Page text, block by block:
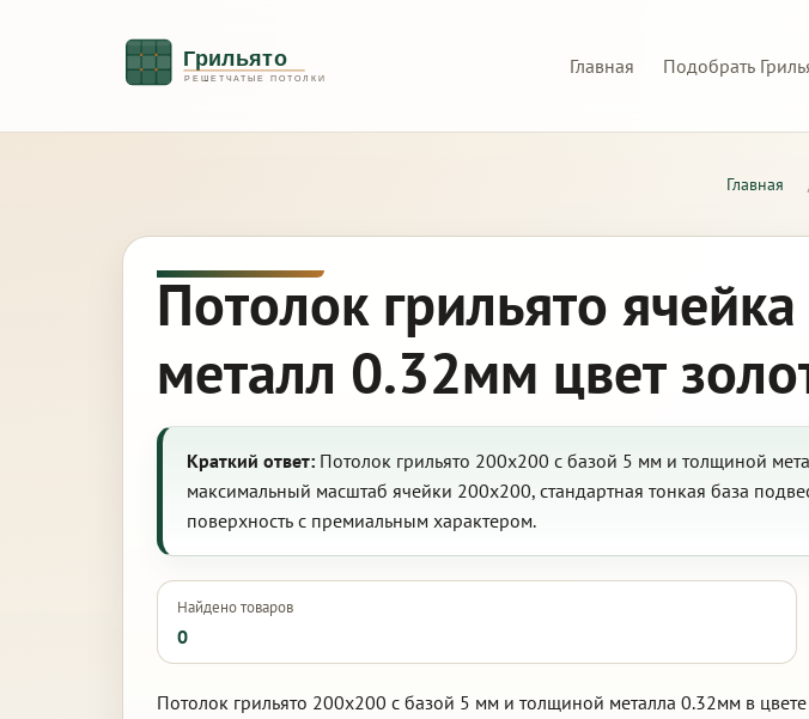
Главная Подобрать
Главная
Потолок грильято
металл 0.32мм цвет
Краткий ответ: Потолок грильято 200х200 с базой 5 мм и толщиной
максимальный масштаб ячейки 200х200, стандартная тонкая база
поверхность с премиальным характером.
Найдено товаров
0
Потолок грильято 200х200 с базой 5 мм и толщиной металла 0.32мм в